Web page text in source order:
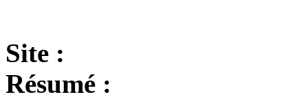
Site :
Résumé :